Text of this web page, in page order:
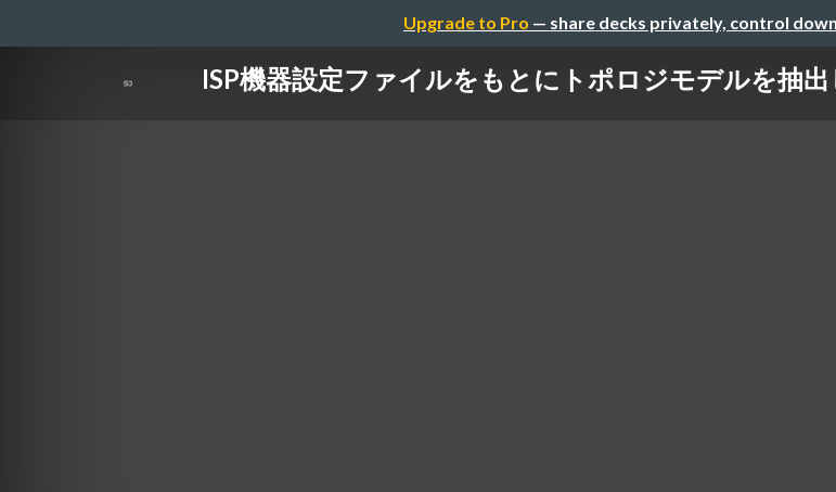
Upgrade to Pro — share decks privately, control
ISP機器設定ファイルをもとにトポロジモデルを抽